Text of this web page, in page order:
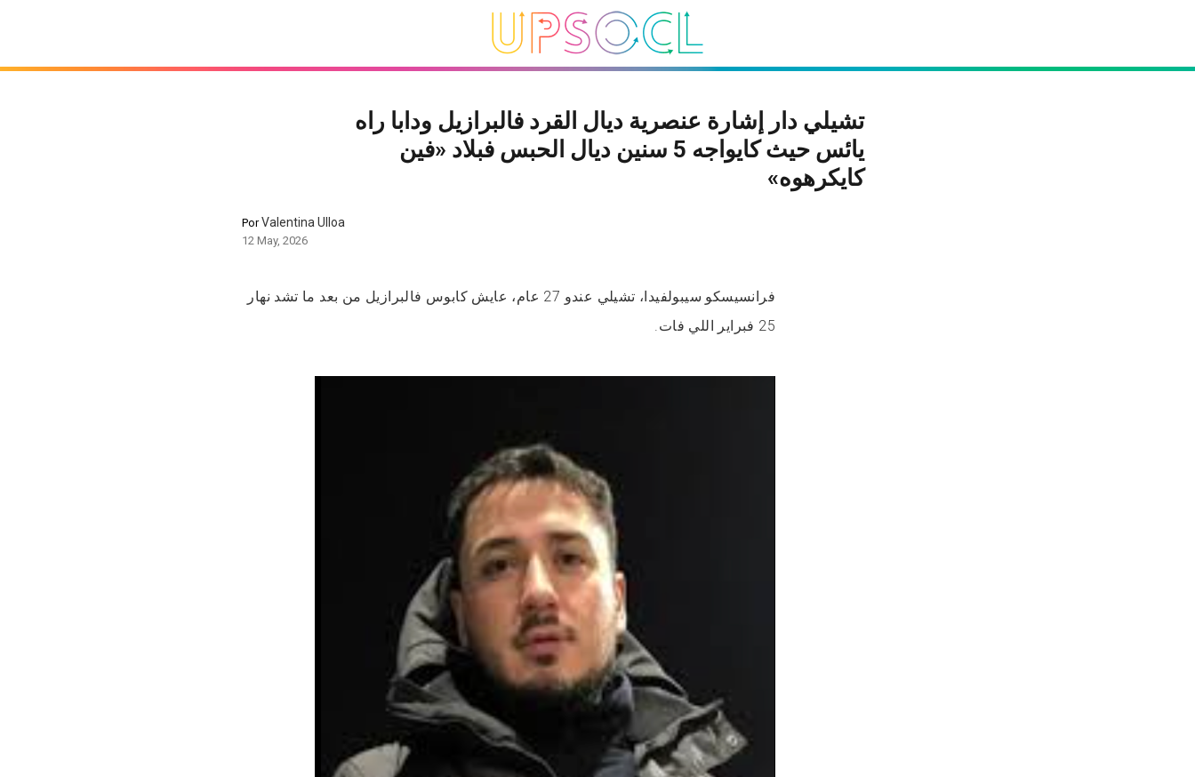
تشيلي دار إشارة عنصرية ديال القرد فالبرازيل ودابا راه
يائس حيث كايواجه 5 سنين ديال الحبس فبلاد «فين
كايكرهوه»
PorValentina Ulloa
12 May, 2026
فرانسيسكو سيبولفيدا، تشيلي عندو 27 عام، عايش كابوس فالبرازيل من بعد ما تشد نهار
25 فبراير اللي فات.